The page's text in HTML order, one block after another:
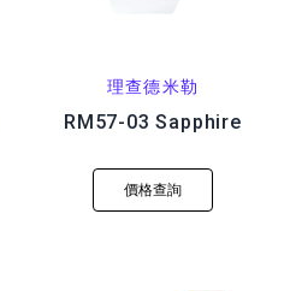
理查德米勒
RM57-03 Sapphire
價格查詢